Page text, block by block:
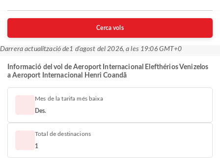
Cerca vols
Darrera actualització de1 d’agost del 2026, a les 19:06 GMT+0
Informació del vol de Aeroport Internacional Elefthérios Venizelos
a Aeroport Internacional Henri Coandă
Mes de la tarifa més baixa
Des.
Total de destinacions
1